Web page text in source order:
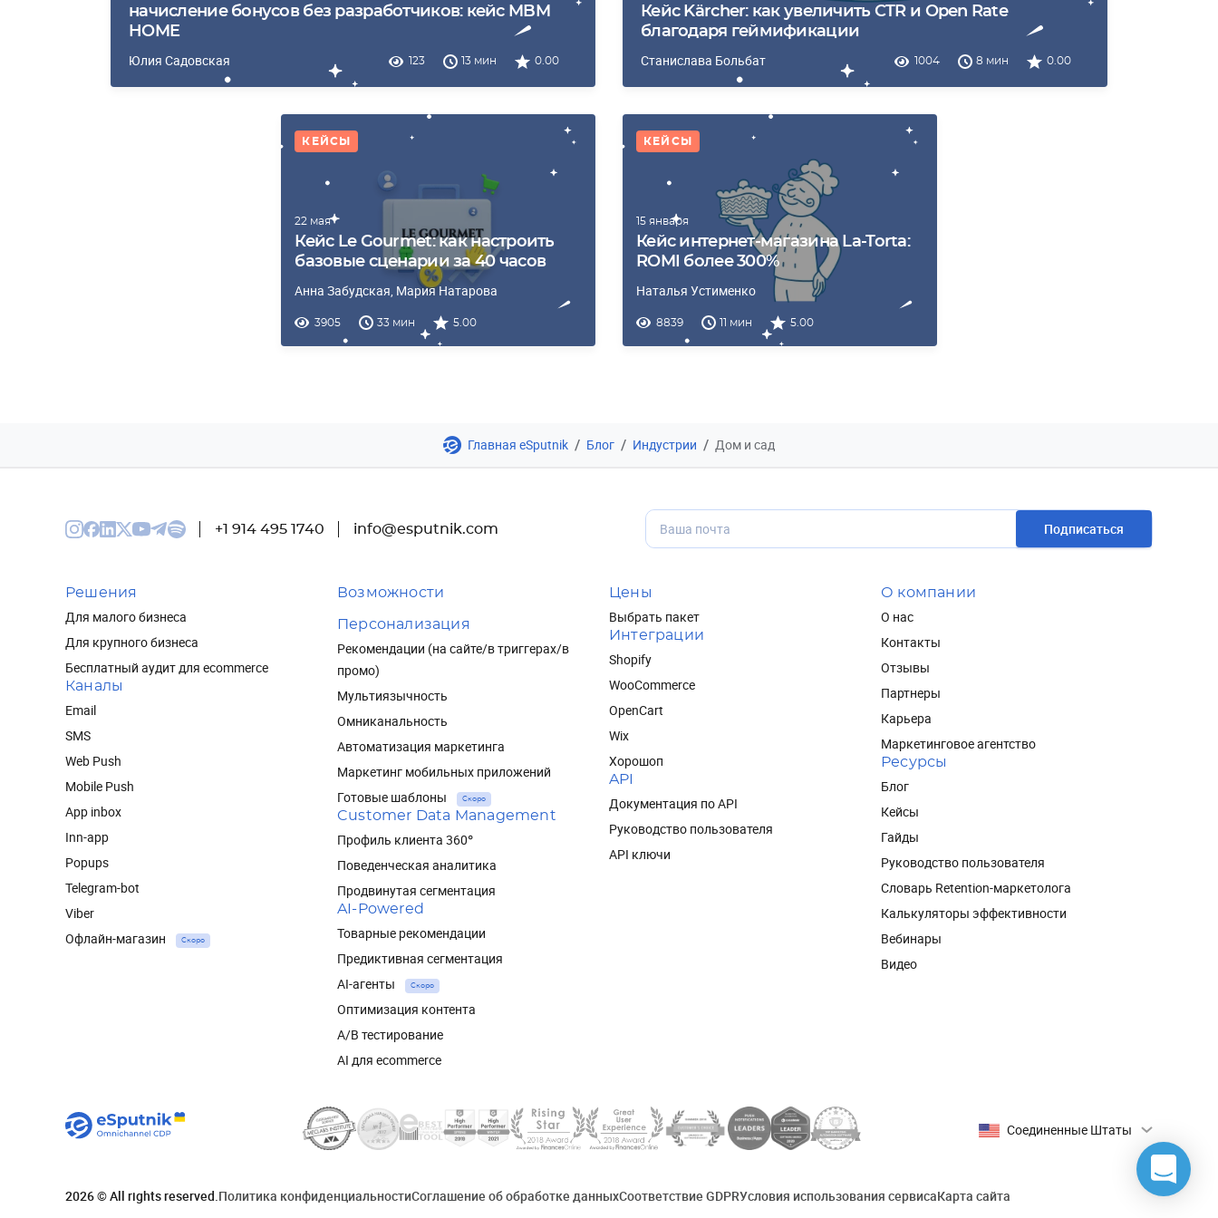
начисление бонусов без разработчиков: кейс MBM
HOME
Юлия Садовская 123 13 мин 0.00
Кейс Kärcher: как увеличить CTR и Open Rate
благодаря геймификации
Станислава Больбат 1004 8 мин 0.00
КЕЙСЫ
22 мая
Кейс Le Gourmet: как настроить
базовые сценарии за 40 часов
Анна Забудская, Мария Натарова
3905 33 мин 5.00
КЕЙСЫ
15 января
Кейс интернет-магазина La-Torta:
ROMI более 300%
Наталья Устименко
8839 11 мин 5.00
Главная eSputnik / Блог / Индустрии / Дом и сад
+1 914 495 1740 info@esputnik.com Подписаться
Решения
Для малого бизнеса
Для крупного бизнеса
Бесплатный аудит для ecommerce
Каналы
Email
SMS
Web Push
Mobile Push
App inbox
Inn-app
Popups
Telegram-bot
Viber
Офлайн-магазин
Скоро
Возможности
Персонализация
Рекомендации (на сайте/в триггерах/в
промо)
Мультиязычность
Омниканальность
Автоматизация маркетинга
Маркетинг мобильных приложений
Готовые шаблоны
Скоро
Customer Data Management
Профиль клиента 360°
Поведенческая аналитика
Продвинутая сегментация
AI-Powered
Товарные рекомендации
Предиктивная сегментация
AI-агенты
Скоро
Оптимизация контента
A/B тестирование
AI для ecommerce
Цены
Выбрать пакет
Интеграции
Shopify
WooCommerce
OpenCart
Wix
Хорошоп
API
Документация по API
Руководство пользователя
API ключи
О компании
О нас
Контакты
Отзывы
Партнеры
Карьера
Маркетинговое агентство
Ресурсы
Блог
Кейсы
Гайды
Руководство пользователя
Словарь Retention-маркетолога
Калькуляторы эффективности
Вебинары
Видео
Соединенные Штаты
2026 © All rights reserved.Политика конфиденциальностиСоглашение об обработке данныхСоответствие GDPRУсловия использования сервисаКарта сайта